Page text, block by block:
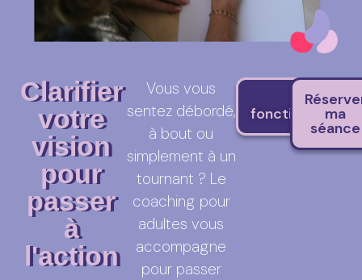
Clarifier
votre
vision
pour
passer
à
l'action
Vous vous
sentez débordé,
à bout ou
simplement à un
tournant ? Le
coaching pour
adultes vous
accompagne
pour passer
Le
fonctionnement
ma
séance